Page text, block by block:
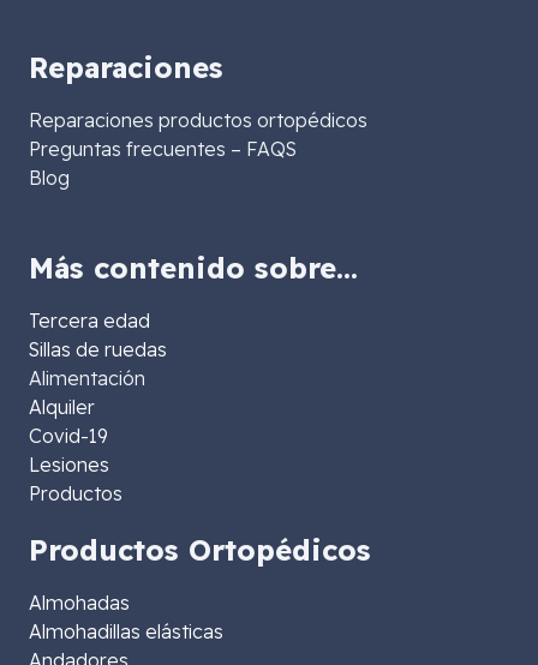
Reparaciones
Reparaciones productos ortopédicos
Preguntas frecuentes – FAQS
Blog
Más contenido sobre…
Tercera edad
Sillas de ruedas
Alimentación
Alquiler
Covid-19
Lesiones
Productos
Productos Ortopédicos
Almohadas
Almohadillas elásticas